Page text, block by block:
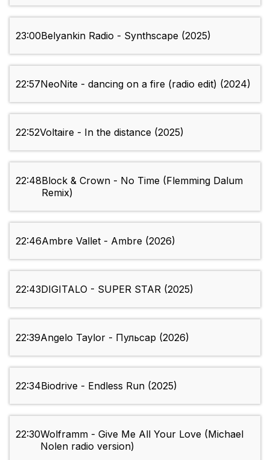
23:00Belyankin Radio - Synthscape (2025)
22:57NeoNite - dancing on a fire (radio edit) (2024)
22:52Voltaire - In the distance (2025)
22:48Block & Crown - No Time (Flemming Dalum
Remix)
22:46Ambre Vallet - Ambre (2026)
22:43DIGITALO - SUPER STAR (2025)
22:39Angelo Taylor - Пульсар (2026)
22:34Biodrive - Endless Run (2025)
22:30Wolframm - Give Me All Your Love (Michael
Nolen radio version)